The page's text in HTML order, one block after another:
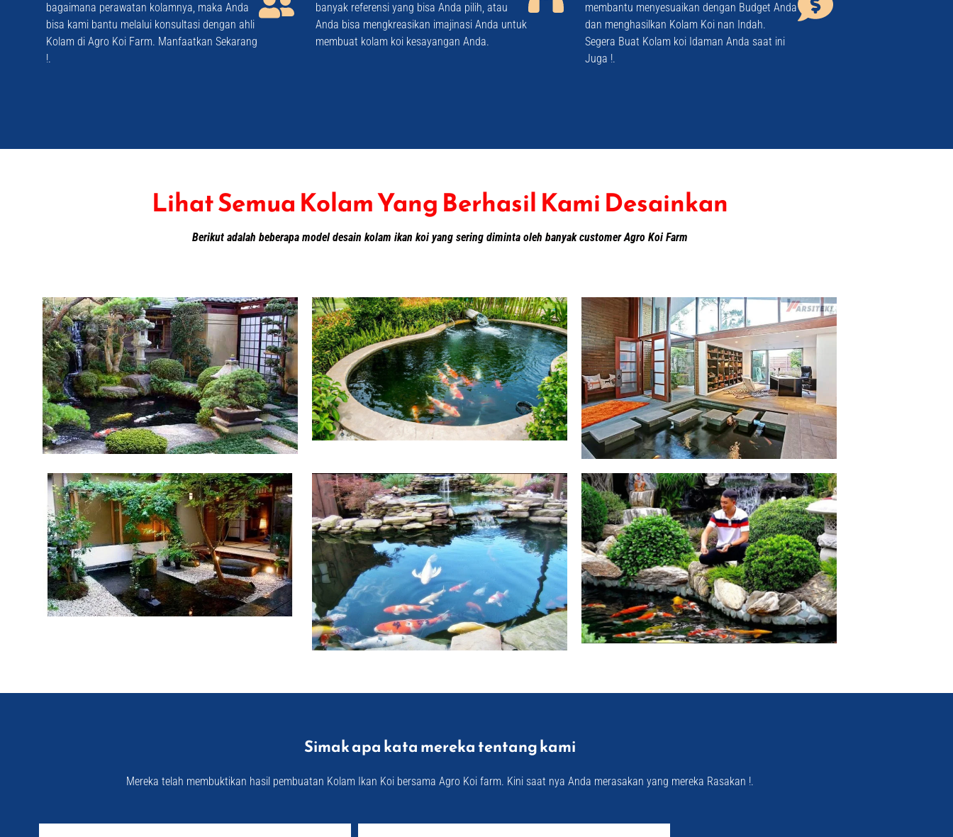
bagaimana perawatan kolamnya, maka Anda
bisa kami bantu melalui konsultasi dengan ahli
Kolam di Agro Koi Farm. Manfaatkan Sekarang
!. ​
banyak referensi yang bisa Anda pilih, atau
Anda bisa mengkreasikan imajinasi Anda untuk
membuat kolam koi kesayangan Anda. ​
membantu menyesuaikan dengan Budget Anda
dan menghasilkan Kolam Koi nan Indah.
Segera Buat Kolam koi Idaman Anda saat ini
Juga !. ​
Lihat Semua Kolam Yang Berhasil Kami Desainkan​
Berikut adalah beberapa model desain kolam ikan koi yang sering diminta oleh banyak customer Agro Koi Farm
Simak apa kata mereka tentang kami
Mereka telah membuktikan hasil pembuatan Kolam Ikan Koi bersama Agro Koi farm. Kini saat nya Anda merasakan yang mereka Rasakan !.